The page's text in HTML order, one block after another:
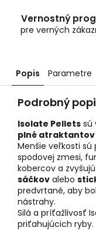
Vernostný
pre verných
Popis Parametre
Podrobný
Isolate Pellets sú
plné atraktantov
Menšie veľkosti
spodovej zmesi,
kobercov a
sáčkov alebo
predvrtané, aby
nástrahy.
Silá a príťažlivosť
priťahujúcich ryby.